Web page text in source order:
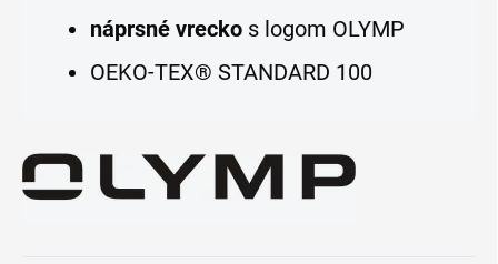
náprsné vrecko s logom OLYMP
OEKO-TEX® STANDARD 100